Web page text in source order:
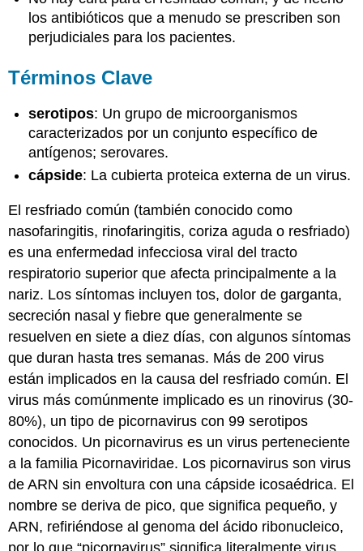
los antibióticos que a menudo se prescriben son
perjudiciales para los pacientes.
Términos Clave
serotipos: Un grupo de microorganismos
caracterizados por un conjunto específico de
antígenos; serovares.
cápside: La cubierta proteica externa de un virus.
El resfriado común (también conocido como
nasofaringitis, rinofaringitis, coriza aguda o resfriado)
es una enfermedad infecciosa viral del tracto
respiratorio superior que afecta principalmente a la
nariz. Los síntomas incluyen tos, dolor de garganta,
secreción nasal y fiebre que generalmente se
resuelven en siete a diez días, con algunos síntomas
que duran hasta tres semanas. Más de 200 virus
están implicados en la causa del resfriado común. El
virus más comúnmente implicado es un rinovirus (30-
80%), un tipo de picornavirus con 99 serotipos
conocidos. Un picornavirus es un virus perteneciente
a la familia Picornaviridae. Los picornavirus son virus
de ARN sin envoltura con una cápside icosaédrica. El
nombre se deriva de pico, que significa pequeño, y
ARN, refiriéndose al genoma del ácido ribonucleico,
por lo que “picornavirus” significa literalmente virus